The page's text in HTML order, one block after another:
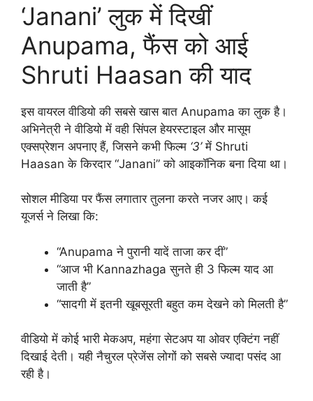
‘Janani’ लुक में दिखीं
Anupama, फैंस को आई
Shruti Haasan की याद
इस वायरल वीडियो की सबसे खास बात Anupama का लुक है।
अभिनेत्री ने वीडियो में वही सिंपल हेयरस्टाइल और मासूम
एक्सप्रेशन अपनाए हैं, जिसने कभी फिल्म ‘3’में Shruti
Haasan के किरदार “Janani” को आइकॉनिक बना दिया था।
सोशल मीडिया पर फैंस लगातार तुलना करते नजर आए। कई
यूजर्स ने लिखा कि:
“Anupama ने पुरानी यादें ताजा कर दीं”
“आज भी Kannazhaga सुनते ही 3 फिल्म याद आ
जाती है”
“सादगी में इतनी खूबसूरती बहुत कम देखने को मिलती है”
वीडियो में कोई भारी मेकअप, महंगा सेटअप या ओवर एक्टिंग नहीं
दिखाई देती। यही नैचुरल प्रेजेंस लोगों को सबसे ज्यादा पसंद आ
रही है।